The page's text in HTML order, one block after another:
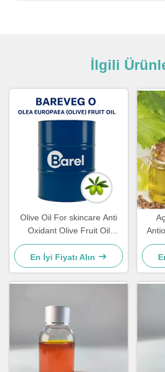
İlgili
Olive Oil For skincare Anti
Oxidant Olive Fruit Oil
Natural Nourishing &
Antioxidant Skincare
En İyi Fiyatı Alın